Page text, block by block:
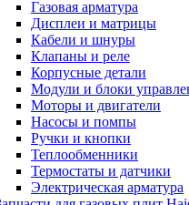
Газовая арматура
Дисплеи и матрицы
Кабели и шнуры
Клапаны и реле
Корпусные детали
Модули и блоки
Моторы и двигатели
Насосы и помпы
Ручки и кнопки
Теплообменники
Термостаты и датчики
Электрическая арматура